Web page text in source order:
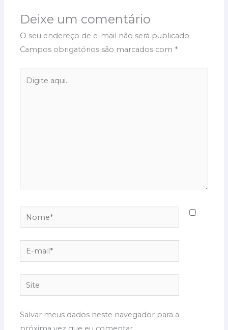
Deixe um comentário
O seu endereço de e-mail não será publicado.
Campos obrigatórios são marcados com *
aqui..
Nome*
E-
mail*
Site
Salvar meus dados neste navegador para a